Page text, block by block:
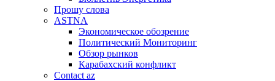
Прошу слова
ASTNA
Экономическое обозрение
Политический Мониторинг
Обзор рынков
Карабахский конфликт
Contact az